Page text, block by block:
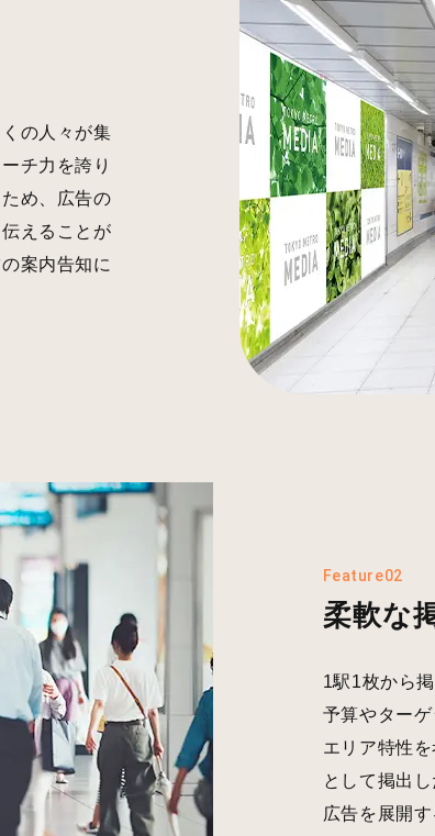
の人々が集
チ力を誇り
め、広告の
えることが
案内告知に
Feature02
柔軟な
1駅1枚から
予算やター
エリア特性
として掲出
広告を展開